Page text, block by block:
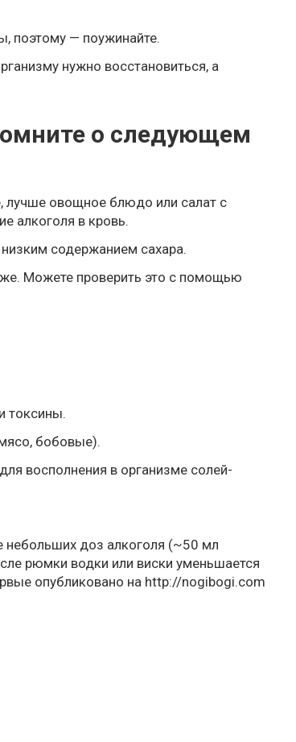
поэтому — поужинайте.
нужно восстановиться, а
о следующем
лучше овощное блюдо или салат с
алкоголя в кровь.
содержанием сахара.
Можете проверить это с помощью
токсины.
бобовые).
восполнения в организме солей-
небольших доз алкоголя (~50 мл
рюмки водки или виски уменьшается
опубликовано на http://nogibogi.com